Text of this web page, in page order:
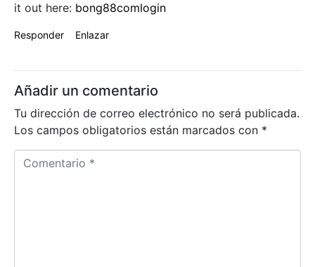
it out here: bong88comlogin
Responder Enlazar
Añadir un comentario
Tu dirección de correo electrónico no será publicada.
Los campos obligatorios están marcados con *